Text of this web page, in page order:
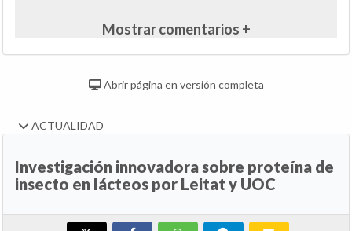
Mostrar comentarios +
Abrir página en versión completa
ACTUALIDAD
Investigación innovadora sobre proteína de
insecto en lácteos por Leitat y UOC